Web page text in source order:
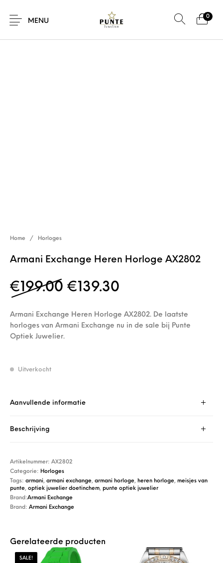
MENU
0
SALE!
Home / Horloges
Armani Exchange Heren Horloge AX2802
€ 199.00 Oorspronkelijke prijs
€ 139.30
Armani Exchange Heren Horloge AX2802. De laatste
horloges van Armani Exchange nu in de sale bij Punte
Optiek Juwelier.
Uitverkocht
Aanvullende informatie
Beschrijving
Artikelnummer:AX2802
Categorie: Horloges
Tags:armani,armani exchange,armani horloge, heren horloge, meisjes van
punte,optiek juwelier doetinchem, punte optiek juwelier
Brand:Armani Exchange
Brand:Armani Exchange
Gerelateerde producten
SALE!